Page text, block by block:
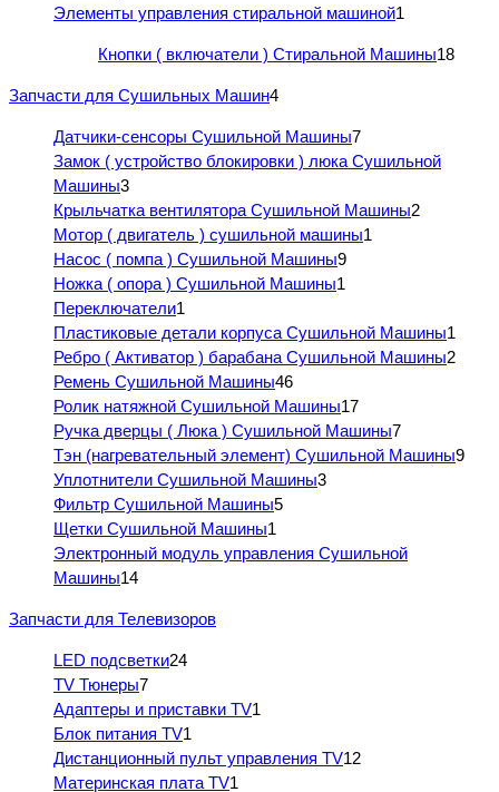
Элементы управления стиральной машиной1
Кнопки ( включатели ) Стиральной Машины18
Запчасти для Сушильных Машин4
Датчики-сенсоры Сушильной Машины7
Замок ( устройство блокировки ) люка Сушильной
Машины3
Крыльчатка вентилятора Сушильной Машины2
Мотор ( двигатель ) сушильной машины1
Насос ( помпа ) Сушильной Машины9
Ножка ( опора ) Сушильной Машины1
Переключатели1
Пластиковые детали корпуса Сушильной Машины1
Ребро ( Активатор ) барабана Сушильной Машины2
Ремень Сушильной Машины46
Ролик натяжной Сушильной Машины17
Ручка дверцы ( Люка ) Сушильной Машины7
Тэн (нагревательный элемент) Сушильной Машины9
Уплотнители Сушильной Машины3
Фильтр Сушильной Машины5
Щетки Сушильной Машины1
Электронный модуль управления Сушильной
Машины14
Запчасти для Телевизоров
LED подсветки24
TV Тюнеры7
Адаптеры и приставки TV1
Блок питания TV1
Дистанционный пульт управления TV12
Материнская плата TV1